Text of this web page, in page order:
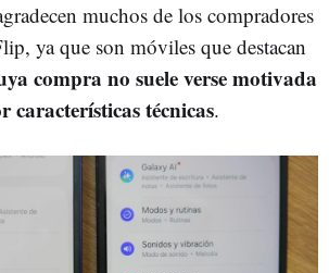
muchos de los compradores
ya que son móviles que destacan
compra no suele verse motivada
características técnicas.